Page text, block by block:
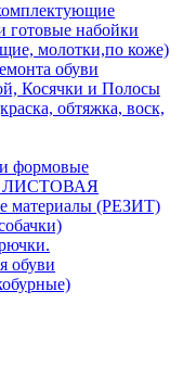
набойки
молотки,по коже)
обуви
Косячки и Полосы
обтяжка, воск,
формовые
материалы (РЕЗИТ)
обуви